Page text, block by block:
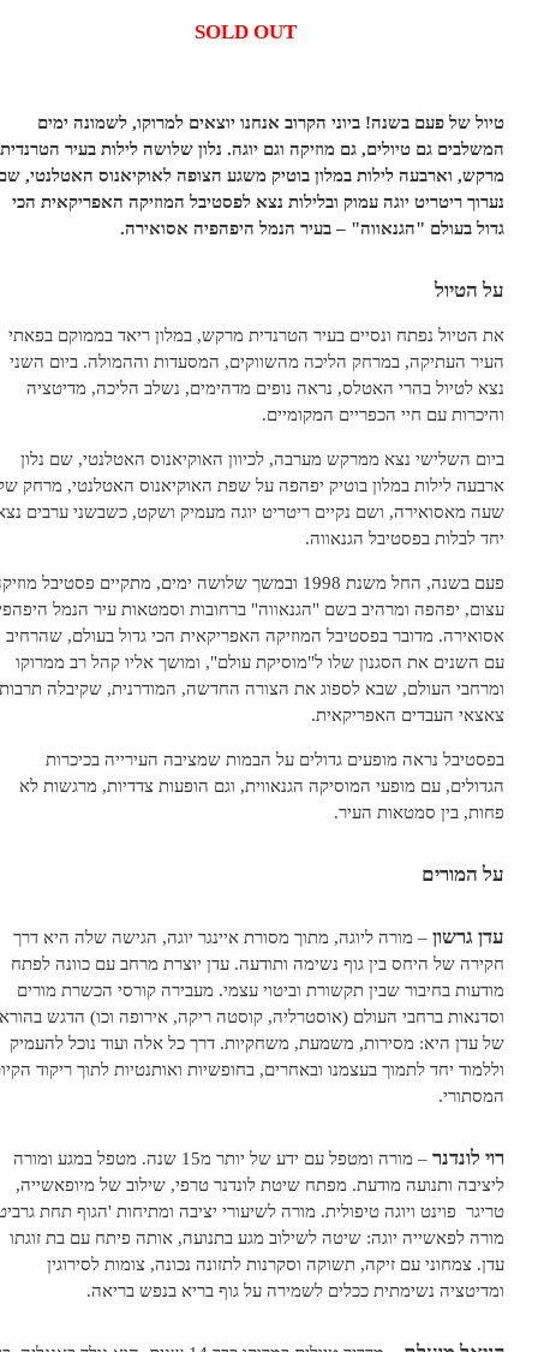
SOLD OUT
של פעם בשנה! ביוני הקרוב אנחנו יוצאים למרוקו, לשמונה ימים
גם טיולים, גם מוזיקה וגם יוגה. נלון שלושה לילות בעיר הטרנדית
וארבעה לילות במלון בוטיק משגע הצופה לאוקיאנוס האטלנטי, שם
ריטריט יוגה עמוק ובלילות נצא לפסטיבל המוזיקה האפריקאית הכי
בעולם "הגנאווה" – בעיר הנמל היפהפיה אסואירה.
הטיול
הטיול נפתח ונסיים בעיר הטרנדית מרקש, במלון ריאד בממוקם בפאתי
העתיקה, במרחק הליכה מהשווקים, המסעדות וההמולה. ביום השני
לטיול בהרי האטלס, נראה נופים מדהימים, נשלב הליכה, מדיטציה
עם חיי הכפריים המקומיים.
השלישי נצא ממרקש מערבה, לכיוון האוקיאנוס האטלנטי, שם נלון
לילות במלון בוטיק יפהפה על שפת האוקיאנוס האטלנטי, מרחק של
מאסואירה, ושם נקיים ריטריט יוגה מעמיק ושקט, כשבשני ערבים נצא
לבלות בפסטיבל הגנאווה.
פעם בשנה, החל משנת 1998 ובמשך שלושה ימים, מתקיים פסטיבל מוזיקה
יפהפה ומרהיב בשם "הגנאווה" ברחובות וסמטאות עיר הנמל היפהפיה
מדובר בפסטיבל המוזיקה האפריקאית הכי גדול בעולם, שהרחיב
השנים את הסגנון שלו ל"מוסיקת עולם", ומושך אליו קהל רב ממרוקו
העולם, שבא לספוג את הצורה החדשה, המודרנית, שקיבלה תרבות
העבדים האפריקאית.
נראה מופעים גדולים על הבמות שמציבה העירייה בכיכרות
עם מופעי המוסיקה הגנאווית, וגם הופעות צדדיות, מרגשות לא
בין סמטאות העיר.
המורים
גרשון– מורה ליוגה, מתוך מסורת איינגר יוגה, הגישה שלה היא דרך
של היחס בין גוף נשימה ותודעה. עדן יוצרת מרחב עם כוונה לפתח
בחיבור שבין תקשורת וביטוי עצמי. מעבירה קורסי הכשרת מורים
ברחבי העולם (אוסטרליה, קוסטה ריקה, אירופה וכו) הדגש בהוראה
עדן היא: מסירות, משמעת, משחקיות. דרך כל אלה ועוד נוכל להעמיק
יחד לתמוך בעצמנו ובאחרים, בחופשיות ואותנטיות לתוך ריקוד הקיום
לונדנר
– מורה ומטפל עם ידע של יותר מ15 שנה. מטפל במגע ומורה
ותנועה מודעת. מפתח שיטת לונדנר טרפי, שילוב של מיופאשייה,
פוינט ויוגה טיפולית. מורה לשיעורי יציבה ומתיחות 'הגוף תחת גרביטי.
לפאשייה יוגה: שיטה לשילוב מגע בתנועה, אותה פיתח עם בת זוגתו
צמחוני עם זיקה, תשוקה וסקרנות לתזונה נכונה, צומות לסירוגין
נשימתית ככלים לשמירה על גוף בריא בנפש בריאה.